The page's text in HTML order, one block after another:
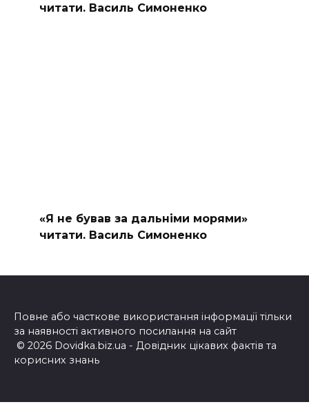
читати. Василь Симоненко
«Я не бував за дальніми морями»
читати. Василь Симоненко
Повне або часткове використання інформації тільки
за наявності активного посилання на сайт
© 2026 Dovidka.biz.ua - Довідник цікавих фактів та
корисних знань